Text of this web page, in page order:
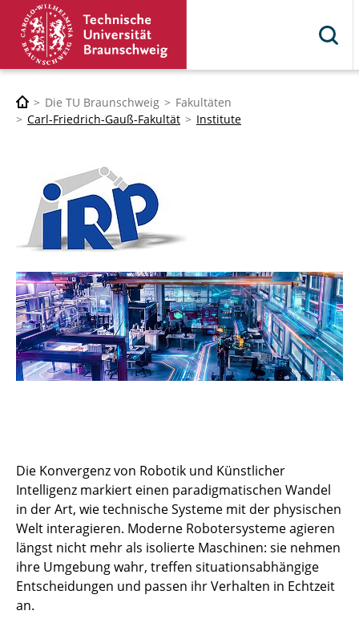
Die TU Braunschweig
Fakultäten
Carl-Friedrich-Gauß-Fakultät
Institute
Die Konvergenz von Robotik und Künstlicher
Intelligenz markiert einen paradigmatischen Wandel
in der Art, wie technische Systeme mit der physischen
Welt interagieren. Moderne Robotersysteme agieren
längst nicht mehr als isolierte Maschinen: sie nehmen
ihre Umgebung wahr, treffen situationsabhängige
Entscheidungen und passen ihr Verhalten in Echtzeit
an.